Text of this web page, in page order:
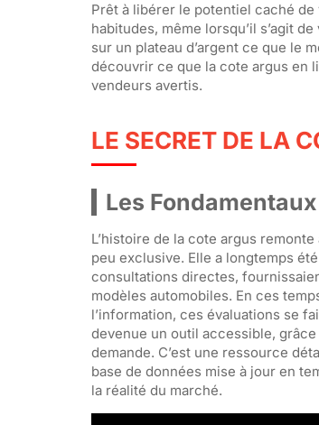
Prêt à libérer le potentiel caché
habitudes, même lorsqu’il s’agit
sur un plateau d’argent ce que le
découvrir ce que la cote argus en
vendeurs avertis.
LE SECRET DE LA
Les
L’histoire de la cote argus
peu exclusive. Elle a longtemps
consultations directes,
modèles automobiles. En ces
l’information, ces évaluations se
devenue un outil accessible,
demande. C’est une ressource
base de données mise à jour en
la réalité du marché.